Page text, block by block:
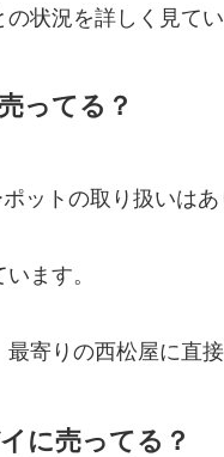
状況を詳しく見てい
ってる？
ットの取り扱いはあ
ます。
寄りの西松屋に直
に売ってる？